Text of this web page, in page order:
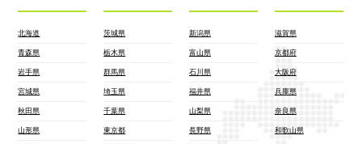
北海道
青森県
岩手県
宮城県
秋田県
山形県
茨城県
栃木県
群馬県
埼玉県
千葉県
東京都
新潟県
富山県
石川県
福井県
山梨県
長野県
滋賀県
京都府
大阪府
兵庫県
奈良県
和歌山県